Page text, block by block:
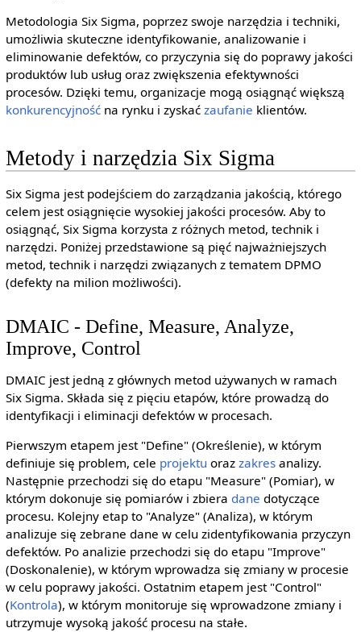
Metodologia Six Sigma, poprzez swoje narzędzia i techniki,
umożliwia skuteczne identyfikowanie, analizowanie i
eliminowanie defektów, co przyczynia się do poprawy jakości
produktów lub usług oraz zwiększenia efektywności
procesów. Dzięki temu, organizacje mogą osiągnąć większą
konkurencyjnośćna rynku i zyskać zaufanie klientów.
Metody i narzędzia Six Sigma
Six Sigma jest podejściem do zarządzania jakością, którego
celem jest osiągnięcie wysokiej jakości procesów. Aby to
osiągnąć, Six Sigma korzysta z różnych metod, technik i
narzędzi. Poniżej przedstawione są pięć najważniejszych
metod, technik i narzędzi związanych z tematem DPMO
(defekty na milion możliwości).
DMAIC - Define, Measure, Analyze,
Improve, Control
DMAIC jest jedną z głównych metod używanych w ramach
Six Sigma. Składa się z pięciu etapów, które prowadzą do
identyfikacji i eliminacji defektów w procesach.
Pierwszym etapem jest "Define" (Określenie), w którym
definiuje się problem, cele projektu oraz zakresanalizy.
Następnie przechodzi się do etapu "Measure" (Pomiar), w
którym dokonuje się pomiarów i zbiera dane dotyczące
procesu. Kolejny etap to "Analyze" (Analiza), w którym
analizuje się zebrane dane w celu zidentyfikowania przyczyn
defektów. Po analizie przechodzi się do etapu "Improve"
(Doskonalenie), w którym wprowadza się zmiany w procesie
w celu poprawy jakości. Ostatnim etapem jest "Control"
(Kontrola), w którym monitoruje się wprowadzone zmiany i
utrzymuje wysoką jakość procesu na stałe.